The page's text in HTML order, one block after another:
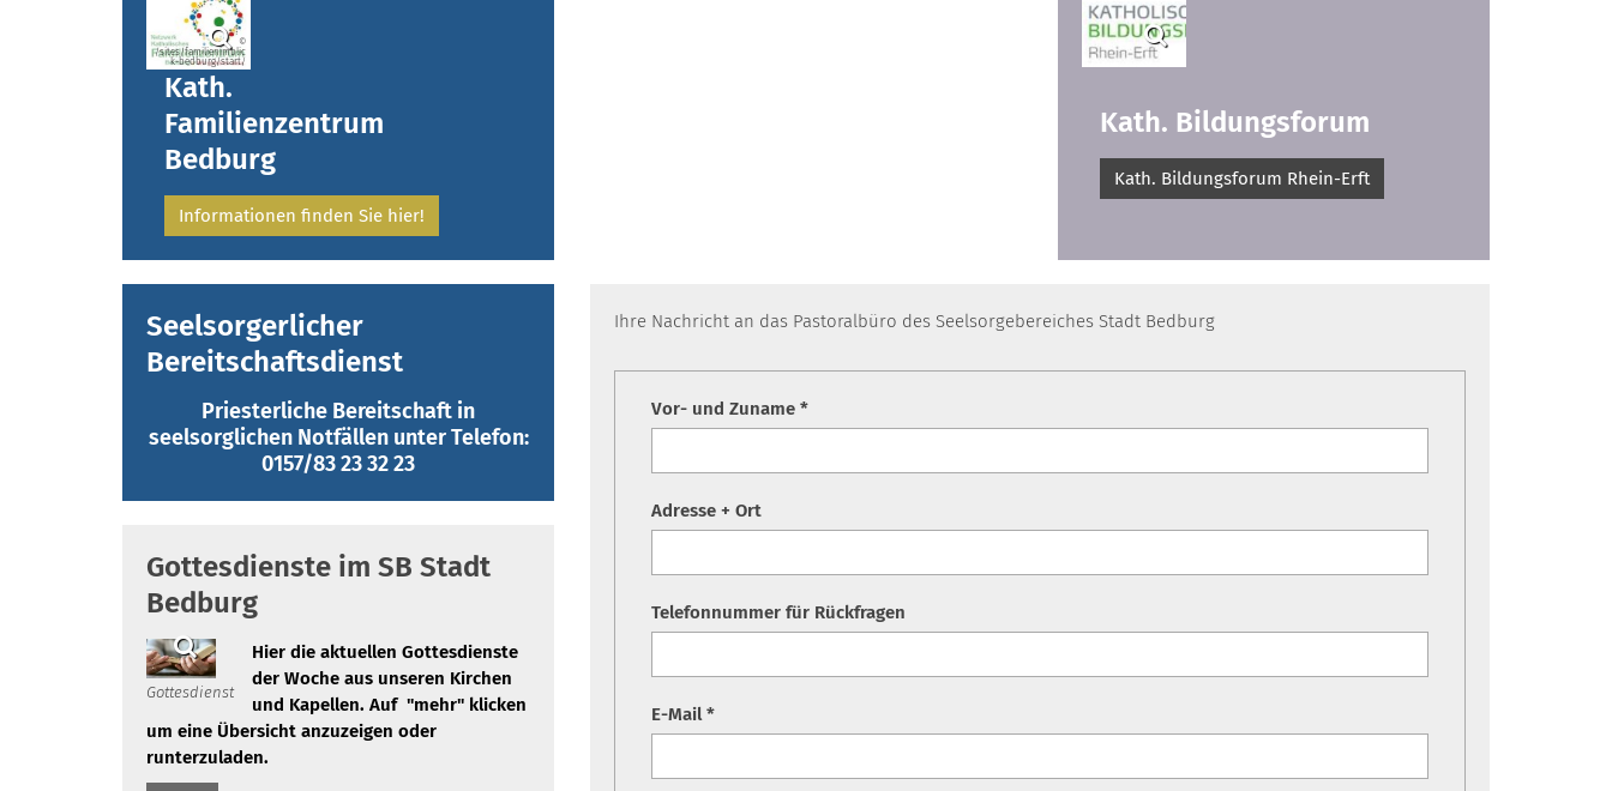
©
/sites/familienimblic
k-bedburg/start/
Kath.
Familienzentrum
Bedburg
Informationen finden Sie hier!
Kath. Bildungsforum
Kath. Bildungsforum Rhein-Erft
Ihre Nachricht an das Pastoralbüro des Seelsorgebereiches Stadt Bedburg
Vor- und Zuname *
Adresse + Ort
Telefonnummer für Rückfragen
E-Mail *
Seelsorgerlicher
Bereitschaftsdienst
Priesterliche Bereitschaft in
seelsorglichen Notfällenunter Telefon:
0157/83 23 32 23
Gottesdienste im SB Stadt
Bedburg
Gottesdienst
Hier die aktuellen Gottesdienste
der Woche aus unseren Kirchen
und Kapellen. Auf "mehr" klicken
um eine Übersicht anzuzeigen oder
runterzuladen.